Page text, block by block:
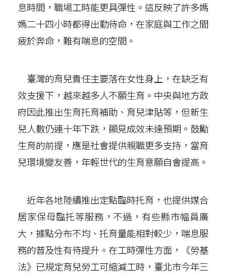
息時間，職場工時能更具彈性。這反映了許多媽
媽二十四小時都得出勤待命，在家庭與工作之間
疲於奔命，難有喘息的空間。
臺灣的育兒責任主要落在女性身上，在缺乏有
效支援下，越來越多人不願生育。中央與地方政
府因此推出生育托育補助、育兒津貼等，但新生
兒人數仍連十年下跌，顯見成效未達預期。鼓勵
生育的前提，應是社會提供親職更多支持，當育
兒環境變友善，年輕世代的生育意願自會提高。
近年各地陸續推出定點臨時托育，也提供媒合
居家保母臨托等服務，不過，有些縣市幅員廣
大，據點分布不均、托育量能相對較少，喘息服
務的普及性有待提升。在工時彈性方面，《勞基
法》已規定育兒勞工可縮減工時，臺北市今年三